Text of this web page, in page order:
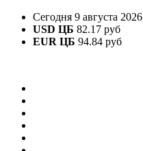
Сегодня 9 августа 2026
USD ЦБ 82.17 руб
EUR ЦБ 94.84 руб